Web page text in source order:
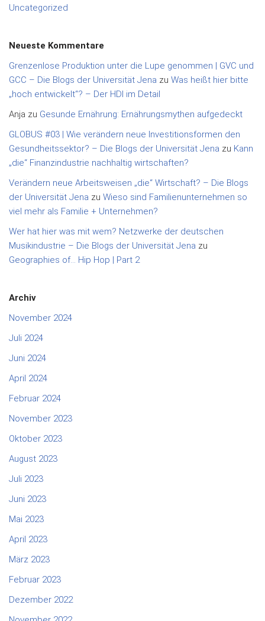
Uncategorized
Neueste Kommentare
Grenzenlose Produktion unter die Lupe genommen | GVC und
GCC – Die Blogs der Universität Jena zu Was heißt hier bitte
„hoch entwickelt“? – Der HDI im Detail
Anja zu Gesunde Ernährung: Ernährungsmythen aufgedeckt
GLOBUS #03 | Wie verändern neue Investitionsformen den
Gesundheitssektor? – Die Blogs der Universität Jena zu Kann
„die“ Finanzindustrie nachhaltig wirtschaften?
Verändern neue Arbeitsweisen „die“ Wirtschaft? – Die Blogs
der Universität Jena zu Wieso sind Familienunternehmen so
viel mehr als Familie + Unternehmen?
Wer hat hier was mit wem? Netzwerke der deutschen
Musikindustrie – Die Blogs der Universität Jena zu
Geographies of… Hip Hop | Part 2
Archiv
November 2024
Juli 2024
Juni 2024
April 2024
Februar 2024
November 2023
Oktober 2023
August 2023
Juli 2023
Juni 2023
Mai 2023
April 2023
März 2023
Februar 2023
Dezember 2022